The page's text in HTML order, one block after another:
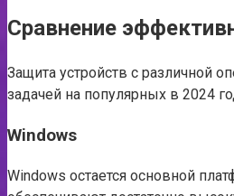
Сравнение
Защита устройств с различной
задачей на популярных в 2024
Windows
Windows остается основной